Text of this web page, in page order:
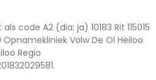
code A2 (dia: ja) 10183 Rit 115015
Opnamekliniek Volw De Ol Heiloo
Regio